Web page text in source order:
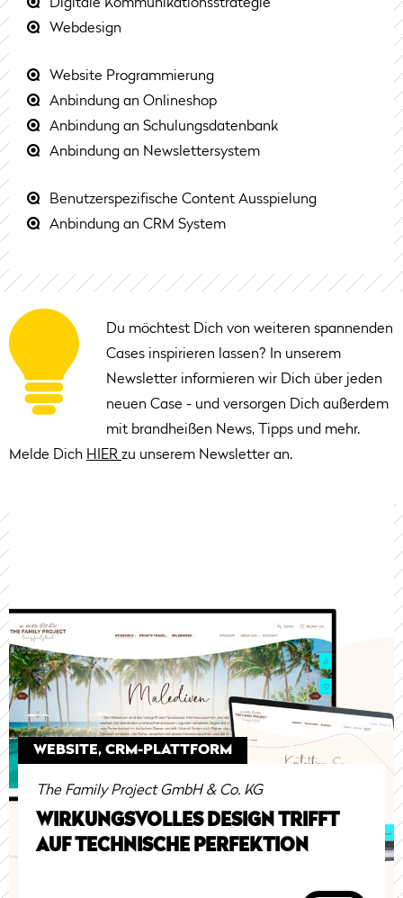
Digitale Kommunikationsstrategie
Webdesign
Website Programmierung
Anbindung an Onlineshop
Anbindung an Schulungsdatenbank
Anbindung an Newslettersystem
Benutzerspezifische Content Ausspielung
Anbindung an CRM System
Du möchtest Dich von weiteren spannenden
Cases inspirieren lassen? In unserem
Newsletter informieren wir Dich über jeden
neuen Case - und versorgen Dich außerdem
mit brandheißen News, Tipps und mehr.
Melde Dich HIER zu unserem Newsletter an.
WEBSITE, CRM-PLATTFORM
The Family Project GmbH & Co. KG
WIRKUNGSVOLLES DESIGN TRIFFT
AUF TECHNISCHE PERFEKTION